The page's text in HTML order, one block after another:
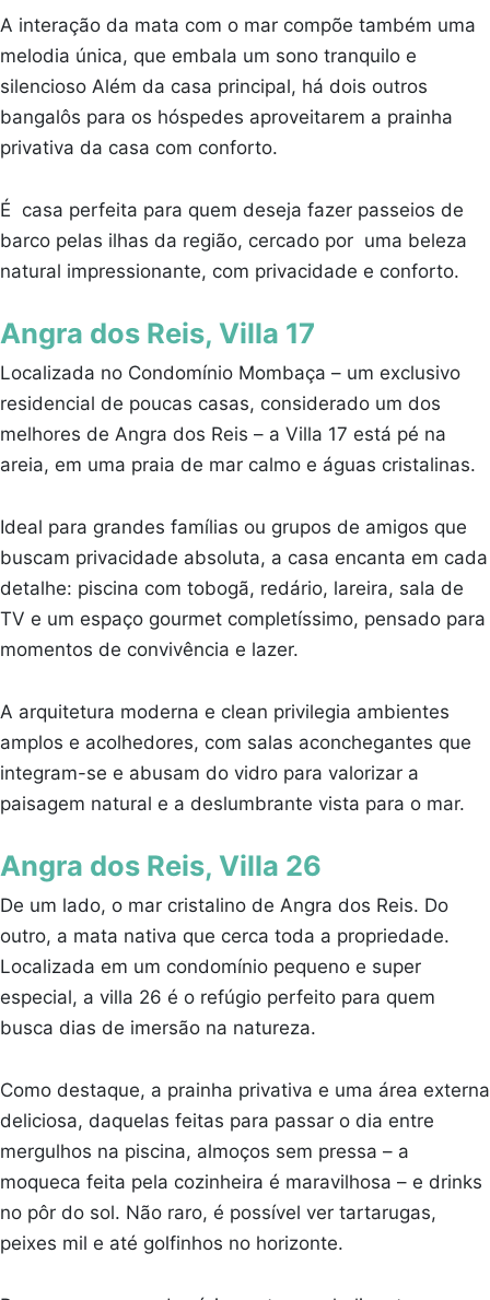
A interação da mata com o mar compõe também uma
melodia única, que embala um sono tranquilo e
silencioso Além da casa principal, há dois outros
bangalôs para os hóspedes aproveitarem a prainha
privativa da casa com conforto.
É casa perfeita para quem deseja fazer passeios de
barco pelas ilhas da região, cercado por uma beleza
natural impressionante, com privacidade e conforto.
Angra dos Reis, Villa 17
Localizada no Condomínio Mombaça – um exclusivo
residencial de poucas casas, considerado um dos
melhores de Angra dos Reis – a Villa 17 está pé na
areia, em uma praia de mar calmo e águas cristalinas.
Ideal para grandes famílias ou grupos de amigos que
buscam privacidade absoluta, a casa encanta em cada
detalhe: piscina com tobogã, redário, lareira, sala de
TV e um espaço gourmet completíssimo, pensado para
momentos de convivência e lazer.
A arquitetura moderna e clean privilegia ambientes
amplos e acolhedores, com salas aconchegantes que
integram-se e abusam do vidro para valorizar a
paisagem natural e a deslumbrante vista para o mar.
Angra dos Reis, Villa 26
De um lado, o mar cristalino de Angra dos Reis. Do
outro, a mata nativa que cerca toda a propriedade.
Localizada em um condomínio pequeno e super
especial, a villa 26 é o refúgio perfeito para quem
busca dias de imersão na natureza.
Como destaque, a prainha privativa e uma área externa
deliciosa, daquelas feitas para passar o dia entre
mergulhos na piscina, almoços sem pressa – a
moqueca feita pela cozinheira é maravilhosa – e drinks
no pôr do sol. Não raro, é possível ver tartarugas,
peixes mil e até golfinhos no horizonte.